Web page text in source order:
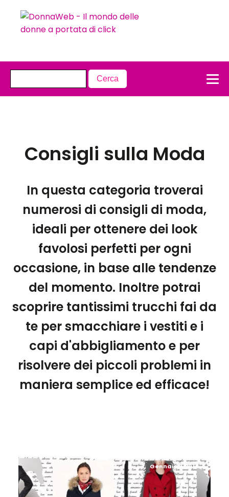
Consigli sulla Moda
In questa categoria troverai
numerosi di consigli di moda,
ideali per ottenere dei look
favolosi perfetti per ogni
occasione, in base alle tendenze
del momento. Inoltre potrai
scoprire tantissimi trucchi fai da
te per smacchiare i vestiti e i
capi d'abbigliamento e per
risolvere dei piccoli problemi in
maniera semplice ed efficace!
Gennaio 9, 2014